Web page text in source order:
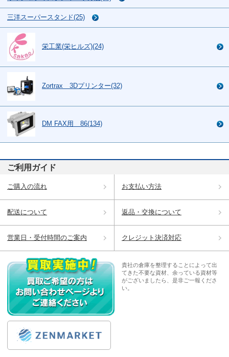
三洋スーパースタンド(25)
栄工業(栄ヒルズ)(24)
Zortrax 3Dプリンター(32)
DM FAX用 86(134)
ご利用ガイド
ご購入の流れ お支払い方法
配送について 返品・交換について
営業日・受付時間のご案内 クレジット決済対応
貴社の倉庫を整理することによって出
てきた不要な資材、余っている資材等
がございましたら、是非ご一報くださ
い。